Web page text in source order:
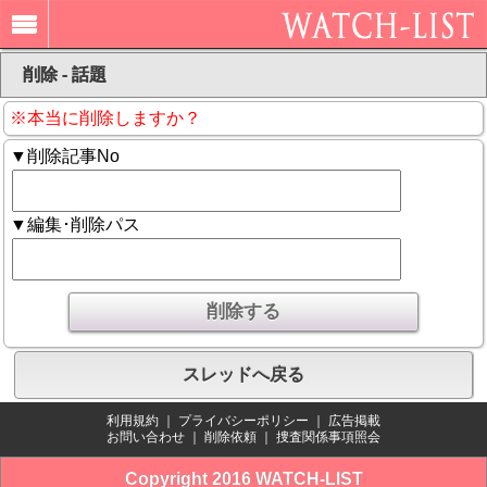
削除 - 話題
※本当に削除しますか？
▼削除記事No
▼編集･削除パス
スレッドへ戻る
利用規約 プライバシーポリシー
広告掲載
お問い合わせ
削除依頼 捜査関係事項照会
Copyright 2016 WATCH-LIST